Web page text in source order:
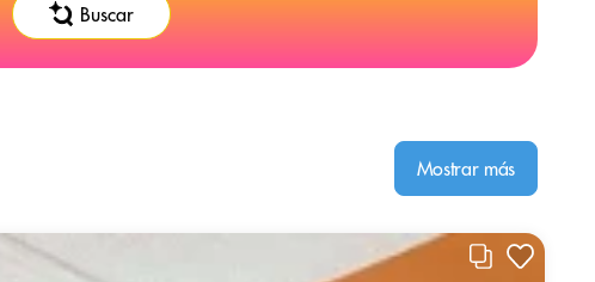
Buscar
Mostrar más